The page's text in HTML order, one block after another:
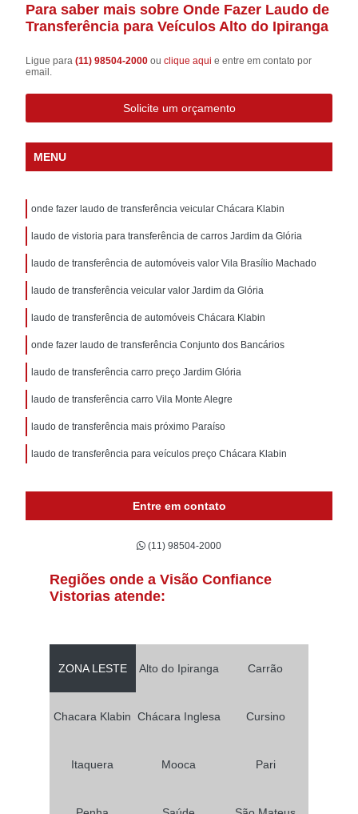
Para saber mais sobre Onde Fazer Laudo de
Transferência para Veículos Alto do Ipiranga
Ligue para(11) 98504-2000ouclique aqui e entre em contato por
email.
Solicite um orçamento
MENU
onde fazer laudo de transferência veicular Chácara Klabin
laudo de vistoria para transferência de carros Jardim da Glória
laudo de transferência de automóveis valor Vila Brasílio Machado
laudo de transferência veicular valor Jardim da Glória
laudo de transferência de automóveis Chácara Klabin
onde fazer laudo de transferência Conjunto dos Bancários
laudo de transferência carro preço Jardim Glória
laudo de transferência carro Vila Monte Alegre
laudo de transferência mais próximo Paraíso
laudo de transferência para veículos preço Chácara Klabin
Entre em contato
(11) 98504-2000
Regiões onde a Visão Confiance
Vistorias atende:
ZONA LESTE Alto do Ipiranga Carrão
Chacara Klabin Chácara Inglesa Cursino
Itaquera Mooca Pari